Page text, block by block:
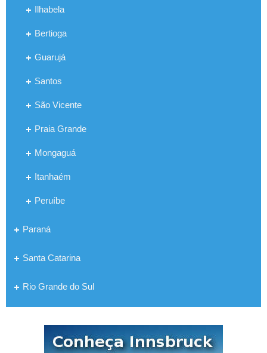
Ilhabela
Bertioga
Guarujá
Santos
São Vicente
Praia Grande
Mongaguá
Itanhaém
Peruíbe
Paraná
Santa Catarina
Rio Grande do Sul